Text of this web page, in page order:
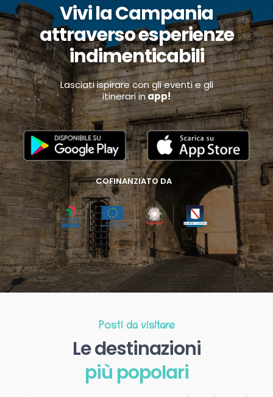
Vivi la Campania
attraverso esperienze
indimenticabili
Lasciati ispirare con gli eventi e gli
itinerari inapp!
COFINANZIATO DA
Posti da visitare
Le destinazioni
più popolari